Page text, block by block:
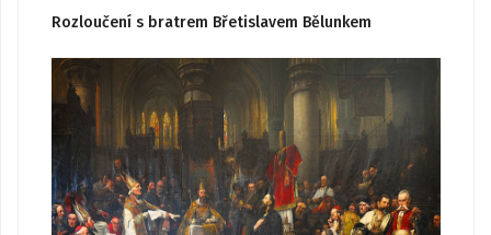
Rozloučení s bratrem Břetislavem Bělunkem